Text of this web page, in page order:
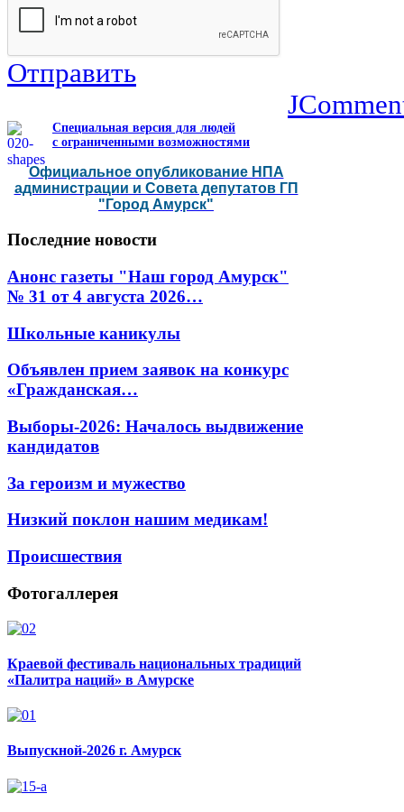
Отправить
Специальная версия для людей
с ограниченными возможностями
Официальное опубликование НПА
администрации и Совета депутатов ГП
"Город Амурск"
Последние новости
Анонс газеты "Наш город Амурск"
№ 31 от 4 августа 2026…
Школьные каникулы
Объявлен прием заявок на конкурс
«Гражданская…
Выборы-2026: Началось выдвижение
кандидатов
За героизм и мужество
Низкий поклон нашим медикам!
Происшествия
Фотогаллерея
Краевой фестиваль национальных традиций
«Палитра наций» в Амурске
Выпускной-2026 г. Амурск